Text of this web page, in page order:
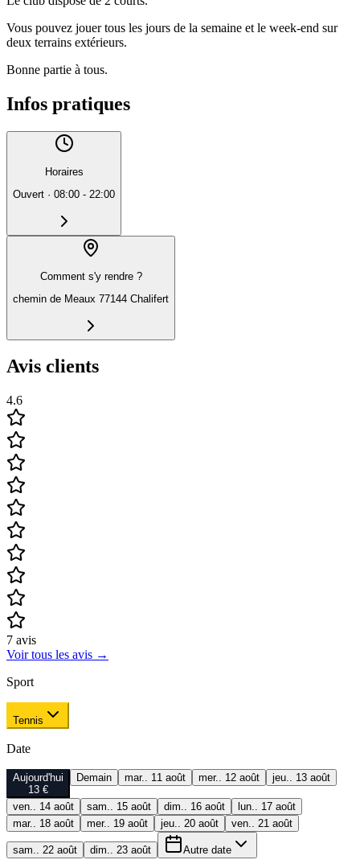
Vous pouvez jouer tous les jours de la semaine et le week-end sur
deux terrains extérieurs.
Bonne partie à tous.
Infos pratiques
Horaires
Ouvert · 08:00 - 22:00
Comment s'y rendre ?
chemin de Meaux 77144 Chalifert
Avis clients
4.6
7 avis
Voir tous les avis →
Sport
Tennis
Date
Aujourd'hui
13 €
Demain mar.. 11 août mer.. 12 août jeu.. 13 août
ven.. 14 août sam.. 15 août dim.. 16 août
lun.. 17 août
mar.. 18 août
mer.. 19 août jeu.. 20 août ven.. 21 août
sam.. 22 août dim.. 23 août Autre date